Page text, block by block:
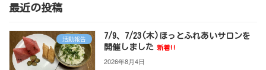
最近の投稿
活動報告
7/9、7/23(木)ほっとふれあいサロンを
開催しました 新着!!
2026年8月4日